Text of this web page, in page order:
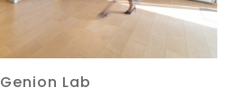
Genion Lab